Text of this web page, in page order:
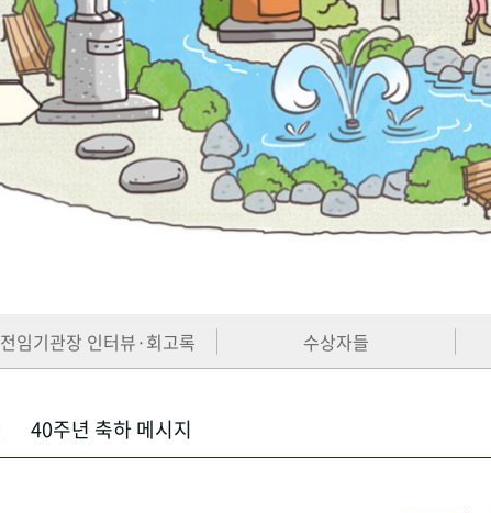
전임기관장 인터뷰·회고록 수상자들
40주년 축하 메시지